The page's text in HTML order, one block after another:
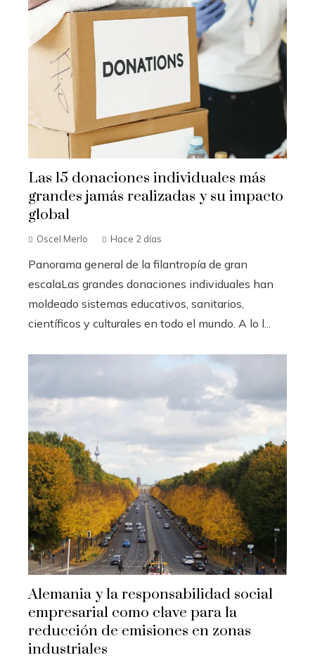
Las 15 donaciones individuales más
grandes jamás realizadas y su impacto
global
Oscel Merlo Hace 2 días
Panorama general de la filantropía de gran
escalaLas grandes donaciones individuales han
moldeado sistemas educativos, sanitarios,
científicos y culturales en todo el mundo. A lo l...
Alemania y la responsabilidad social
empresarial como clave para la
reducción de emisiones en zonas
industriales